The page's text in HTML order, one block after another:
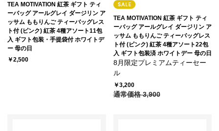
TEA MOTIVATION 紅茶 ギフト ティ
ーバッグ アールグレイ ダージリン ア
ッサム ももりんご ティーバッグレス
ト付 (ピンク) 紅茶 4種アソート11包
入 ギフト包装・手提袋付 ホワイトデ
ー 母の日
￥2,500
TEA MOTIVATION 紅茶 ギフト ティ
ーバッグ アールグレイ ダージリン ア
ッサム ももりんご ティーバッグレス
ト付 (ピンク) 紅茶 4種アソート22包
入 ギフト包装済 ホワイトデー 母の日
8月限定プレミアムティーセー
ル
￥3,200
通常価格 3,900